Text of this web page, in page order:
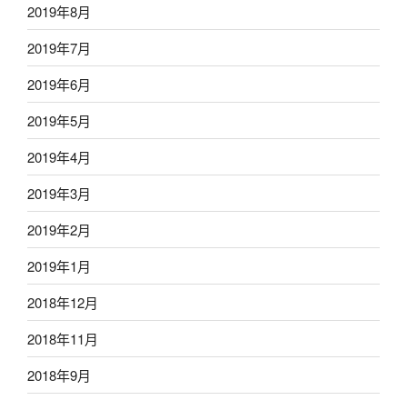
2019年8月
2019年7月
2019年6月
2019年5月
2019年4月
2019年3月
2019年2月
2019年1月
2018年12月
2018年11月
2018年9月